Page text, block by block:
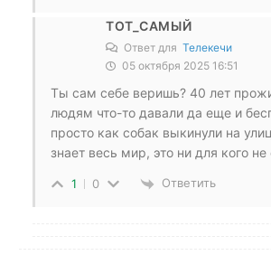
ТОТ_САМЫЙ
Ответ для Телекечи
05 октября 2025 16:51
Ты сам себе веришь? 40 лет
людям что-то давали да еще и
просто как собак выкинули на
знает весь мир, это ни для кого не
1 0 Ответить